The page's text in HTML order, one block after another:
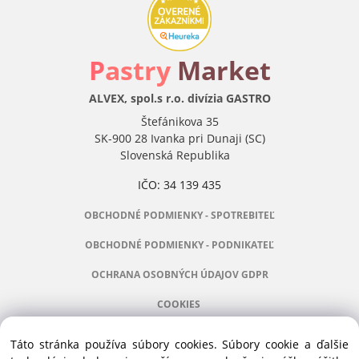
Pastry Market
ALVEX, spol.s r.o. divízia GASTRO
Štefánikova 35
SK-900 28 Ivanka pri Dunaji (SC)
Slovenská Republika
IČO: 34 139 435
OBCHODNÉ PODMIENKY - SPOTREBITEĽ
OBCHODNÉ PODMIENKY - PODNIKATEĽ
OCHRANA OSOBNÝCH ÚDAJOV GDPR
COOKIES
Táto stránka používa súbory cookies. Súbory cookie a ďalšie